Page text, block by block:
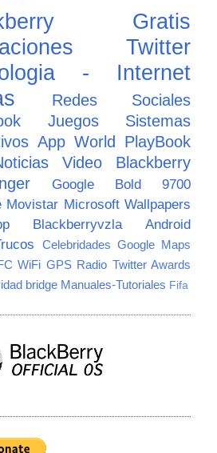
Gratis
Twitter
- Internet
Redes Sociales
Juegos
Sistemas
App World PlayBook
Video
Blackberry
Google
Bold 9700
Movistar Microsoft Wallpapers
Blackberryvzla
Android
Celebridades Google Maps
WiFi GPS Radio Twitter Awards
bridge Manuales-Tutoriales Fifa